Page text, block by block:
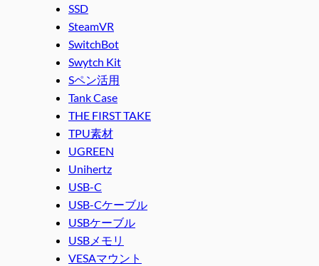
SSD
SteamVR
SwitchBot
Swytch Kit
Sペン活用
Tank Case
THE FIRST TAKE
TPU素材
UGREEN
Unihertz
USB-C
USB-Cケーブル
USBケーブル
USBメモリ
VESAマウント